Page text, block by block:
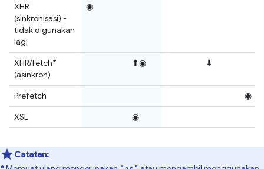
XHR
(sinkronisasi) -
tidak digunakan
lagi
◉
XHR/fetch*
(asinkron)
⬆◉ ⬇
Prefetch
◉
XSL
◉
Catatan: